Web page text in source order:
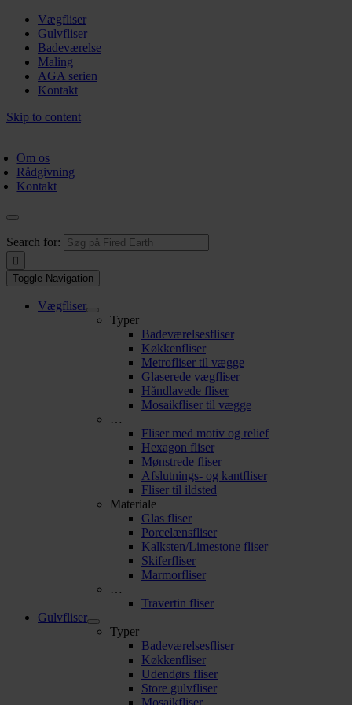
Vægfliser
Gulvfliser
Badeværelse
Maling
AGA serien
Kontakt
Skip to content
Om os
Rådgivning
Kontakt
Search for:
Toggle Navigation
Vægfliser
Typer
Badeværelsesfliser
Køkkenfliser
Metrofliser til vægge
Glaserede vægfliser
Håndlavede fliser
Mosaikfliser til vægge
…
Fliser med motiv og relief
Hexagon fliser
Mønstrede fliser
Afslutnings- og kantfliser
Fliser til ildsted
Materiale
Glas fliser
Porcelænsfliser
Kalksten/Limestone fliser
Skiferfliser
Marmorfliser
…
Travertin fliser
Gulvfliser
Typer
Badeværelsesfliser
Køkkenfliser
Udendørs fliser
Store gulvfliser
Mosaikfliser